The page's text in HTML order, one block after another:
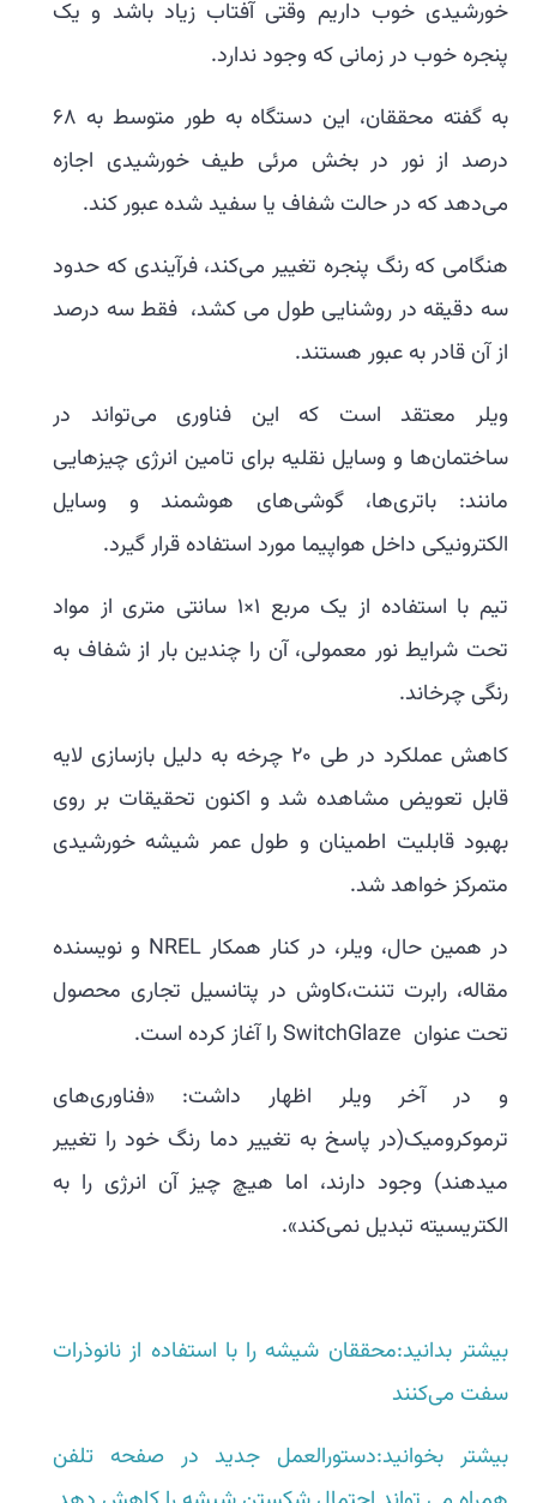
خورشیدی خوب داریم وقتی آفتاب زیاد باشد و یک
پنجره خوب در زمانی که وجود ندارد.
به گفته محققان، این دستگاه به طور متوسط ​​به 68
درصد از نور در بخش مرئی طیف خورشیدی اجازه
می‌دهد که در حالت شفاف یا سفید شده عبور کند.
هنگامی که رنگ پنجره تغییر می‌کند، فرآیندی که حدود
سه دقیقه در روشنایی طول می کشد، فقط سه درصد
از آن قادر به عبور هستند.
ویلر معتقد است که این فناوری می‌تواند در
ساختمان‌ها و وسایل نقلیه برای تامین انرژی چیزهایی
مانند: باتری‌ها، گوشی‌های هوشمند و وسایل
الکترونیکی داخل هواپیما مورد استفاده قرار گیرد.
تیم با استفاده از یک مربع 1×1 سانتی متری از مواد
تحت شرایط نور معمولی، آن را چندین بار از شفاف به
رنگی چرخاند.
کاهش عملکرد در طی 20 چرخه به دلیل بازسازی لایه
قابل تعویض مشاهده شد و اکنون تحقیقات بر روی
بهبود قابلیت اطمینان و طول عمر شیشه خورشیدی
متمرکز خواهد شد.
در همین حال، ویلر، در کنار همکار NREL و نویسنده
مقاله، رابرت تننت،کاوش در پتانسیل تجاری محصول
تحت عنوان SwitchGlaze را آغاز کرده است.
و در آخر ویلر اظهار داشت: «فناوری‌های
ترموکرومیک(در پاسخ به تغییر دما رنگ خود را تغییر
میدهند) وجود دارند، اما هیچ چیز آن انرژی را به
الکتریسیته تبدیل نمی‌کند».
بیشتر بدانید:محققان شیشه را با استفاده از نانوذرات
سفت می‌کنند
بیشتر بخوانید:دستورالعمل جدید در صفحه تلفن